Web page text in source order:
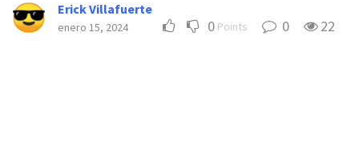
Erick Villafuerte
enero 15, 2024 0 Points 0 22